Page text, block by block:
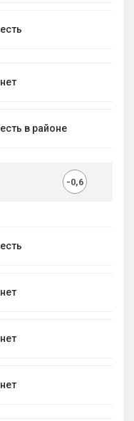
есть
нет
есть в районе
-0,6
есть
нет
нет
нет